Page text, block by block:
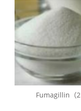
Fumagillin（2